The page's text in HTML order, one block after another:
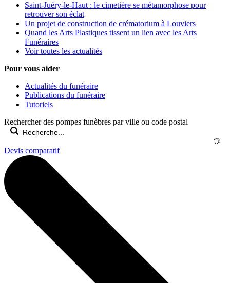
Saint-Juéry-le-Haut : le cimetière se métamorphose pour
retrouver son éclat
Un projet de construction de crématorium à Louviers
Quand les Arts Plastiques tissent un lien avec les Arts
Funéraires
Voir toutes les actualités
Pour vous aider
Actualités du funéraire
Publications du funéraire
Tutoriels
Rechercher des pompes funèbres par ville ou code postal
Devis comparatif